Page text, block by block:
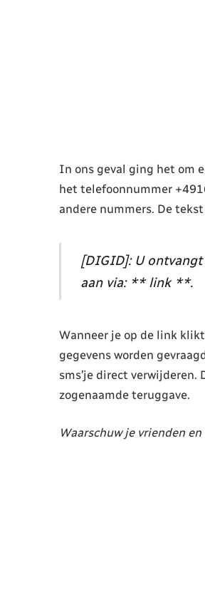
In ons geval ging het om
het telefoonnummer
andere nummers. De
[DIGID]: U
aan via: ** link **.
Wanneer je op de link
gegevens worden
sms’je direct verwijderen.
zogenaamde teruggave.
Waarschuw je vrienden